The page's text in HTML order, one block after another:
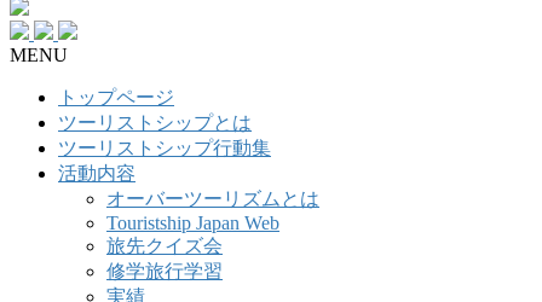
MENU
トップページ
ツーリストシップとは
ツーリストシップ行動集
活動内容
オーバーツーリズムとは
Touristship Japan Web
旅先クイズ会
修学旅行学習
実績